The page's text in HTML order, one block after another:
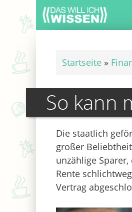
Inhalt
springen
Startseite »
So kann
Die staatlich
großer
unzählige
Rente
Vertrag